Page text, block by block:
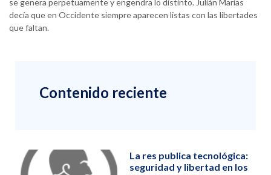
se genera perpetuamente y engendra lo distinto. Julián Marías
decía que en Occidente siempre aparecen listas con las libertades
que faltan.
Contenido reciente
La res publica tecnológica:
seguridad y libertad en los